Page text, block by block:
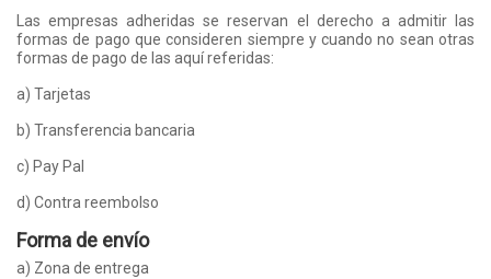
Las empresas adheridas se reservan el derecho a admitir las
formas de pago que consideren siempre y cuando no sean otras
formas de pago de las aquí referidas:
a) Tarjetas
b) Transferencia bancaria
c) Pay Pal
d) Contra reembolso
Forma de envío
a) Zona de entrega